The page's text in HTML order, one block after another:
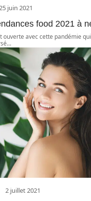
juin 2021
food 2021 à
ouverte avec cette pandémie
…
2 juillet 2021